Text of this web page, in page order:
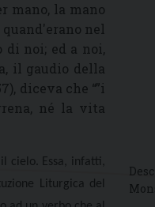
mano, la mano
nel
noi; ed a noi,
il gaudio della
diceva che “”i
né la vita
cielo. Essa, infatti,
Liturgica del